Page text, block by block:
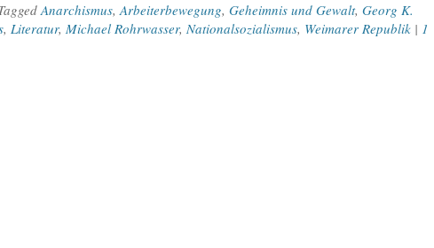
Anarchismus,Arbeiterbewegung, Geheimnis und Gewalt, Georg K.
, Literatur, Michael Rohrwasser, Nationalsozialismus, Weimarer Republik | 1